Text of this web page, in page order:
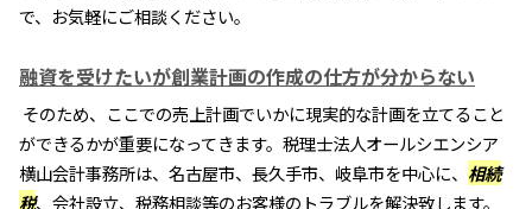
で、お気軽にご相談ください。
融資を受けたいが創業計画の作成の仕方が分からない
そのため、ここでの売上計画でいかに現実的な計画を立てること
ができるかが重要になってきます。税理士法人オールシエンシア
横山会計事務所は、名古屋市、長久手市、岐阜市を中心に、 相続
税、会社設立、税務相談等のお客様のトラブルを解決致します。